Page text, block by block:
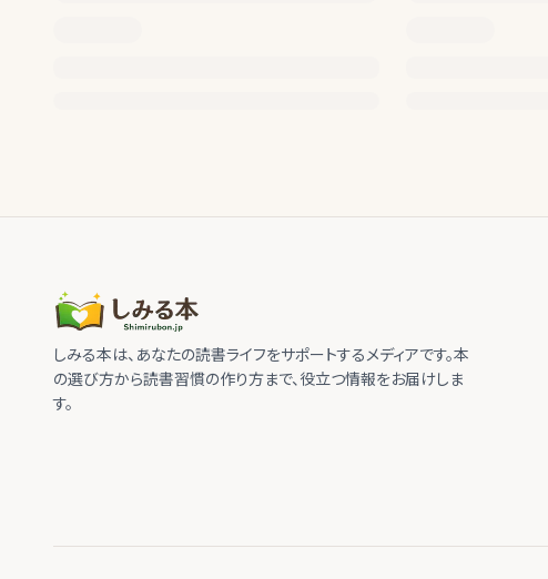
しみる本は、あなたの読書ライフをサポートするメディアです。本
の選び方から読書習慣の作り方まで、役立つ情報をお届けしま
す。